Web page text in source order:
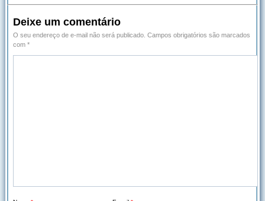
Deixe um comentário
O seu endereço de e-mail não será publicado. Campos obrigatórios são marcados
com *